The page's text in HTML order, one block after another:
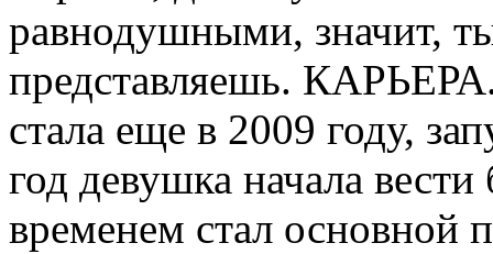
равнодушными, значит,
представляешь.
стала еще в 2009 году,
год девушка начала
временем стал основной